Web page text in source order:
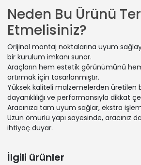
2003-07-01 / -
RENAULT |
1.9 dCi 4x4 (FC0V)
Ps | 2001-10-01 / -
RENAULT |
(Dizel) - 45 Kw 61
2010-06-01
RENAULT |
1.5 dCi (FC07,
Ps | 2001-12-01 / -
RENAULT | CLIO
(Dizel) - 50 Kw 68
Neden Bu Ürünü
Etmelisiniz?
Orijinal montaj noktalarına uyum
bir kurulum imkanı sunar.
Araçların hem estetik görünümünü
artırmak için tasarlanmıştır.
Yüksek kaliteli malzemelerden üretilen
dayanıklılığı ve performansıyla dikkat
Aracınıza tam uyum sağlar, ekstra
Uzun ömürlü yapı sayesinde, aracınız
ihtiyaç duyar.
İlgili ürünler